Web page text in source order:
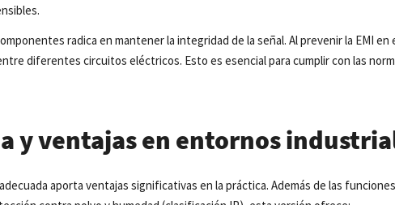
radica en mantener la integridad de la señal. Al prevenir la EMI
diferentes circuitos eléctricos. Esto es esencial para cumplir con las
y ventajas en entornos
aporta ventajas significativas en la práctica. Además de las